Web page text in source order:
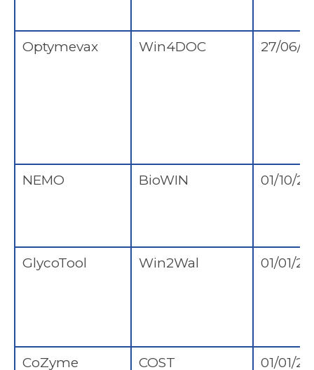
Optymevax Win4DOC 27/06/
NEMO BioWIN 01/10/
GlycoTool Win2Wal 01/01/
CoZyme COST 01/01/